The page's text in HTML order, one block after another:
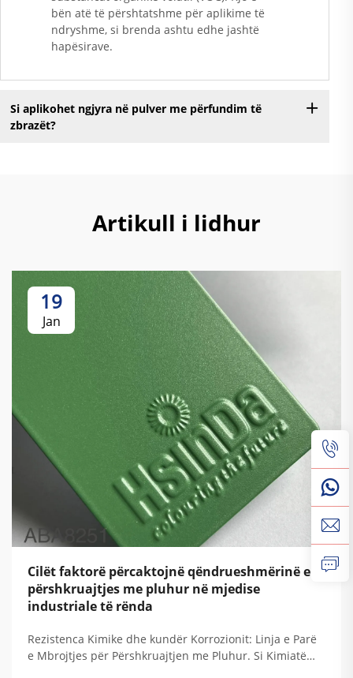
bën atë të përshtatshme për aplikime të
ndryshme, si brenda ashtu edhe jashtë
hapësirave.
Si aplikohet ngjyra në pulver me përfundim të
zbrazët?
Artikull i lidhur
19
Jan
Cilët faktorë përcaktojnë qëndrueshmërinë e
përshkruajtjes me pluhur në mjedise
industriale të rënda
Rezistenca Kimike dhe kundër Korrozionit: Linja e Parë
e Mbrojtjes për Përshkruajtjen me Pluhur. Si Kimiatë